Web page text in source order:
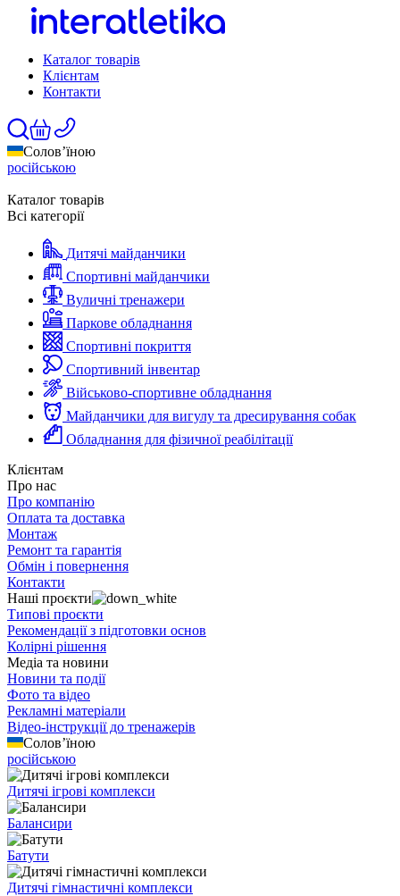
Каталог товарів
Клієнтам
Контакти
Солов’їною
російською
Каталог товарів
Всі категорії
Дитячі майданчики
Спортивні майданчики
Вуличні тренажери
Паркове обладнання
Спортивні покриття
Спортивний інвентар
Військово-спортивне обладнання
Майданчики для вигулу та дресирування собак
Обладнання для фізичної реабілітації
Клієнтам
Про нас
Про компанію
Оплата та доставка
Монтаж
Ремонт та гарантія
Обмін і повернення
Контакти
Наші проєкти
Типові проєкти
Рекомендації з підготовки основ
Колірні рішення
Медіа та новини
Новини та події
Фото та відео
Рекламні матеріали
Відео-інструкції до тренажерів
Солов’їною
російською
Дитячі ігрові комплекси
Балансири
Батути
Дитячі гімнастичні комплекси